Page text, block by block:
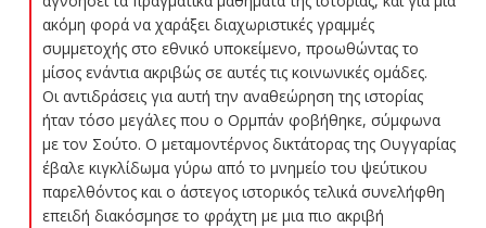
ακόμη φορά να χαράξει διαχωριστικές γραμμές
συμμετοχής στο εθνικό υποκείμενο, προωθώντας το
μίσος ενάντια ακριβώς σε αυτές τις κοινωνικές ομάδες.
Οι αντιδράσεις για αυτή την αναθεώρηση της ιστορίας
ήταν τόσο μεγάλες που ο Ορμπάν φοβήθηκε, σύμφωνα
με τον Σούτο. Ο μεταμοντέρνος δικτάτορας της Ουγγαρίας
έβαλε κιγκλίδωμα γύρω από το μνημείο του ψεύτικου
παρελθόντος και ο άστεγος ιστορικός τελικά συνελήφθη
επειδή διακόσμησε το φράχτη με μια πιο ακριβή